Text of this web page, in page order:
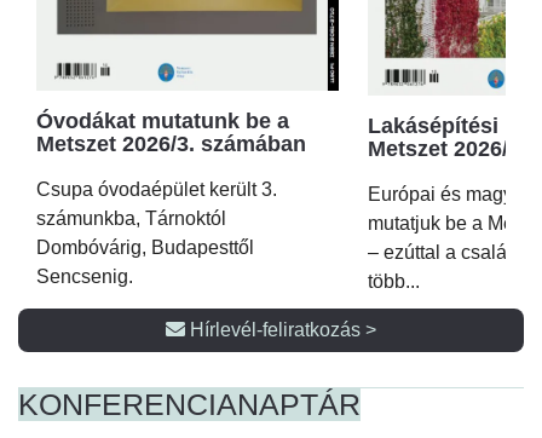
Óvodákat mutatunk be a
Metszet 2026/3. számában
Csupa óvodaépület került 3.
számunkba, Tárnoktól
Dombóvárig, Budapesttől
Sencsenig.
Lakásépítési
Metszet 2026/2.
Európai és magyar
mutatjuk be a
– ezúttal a családi
több...
Hírlevél-feliratkozás >
KONFERENCIANAPTÁR